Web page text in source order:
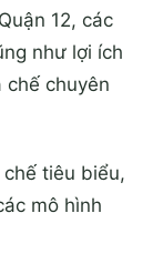
12, các
như lợi ích
chế chuyên
tiêu biểu,
mô hình